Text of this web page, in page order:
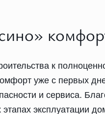
к
уже с первых
и сервиса.
эксплуатации